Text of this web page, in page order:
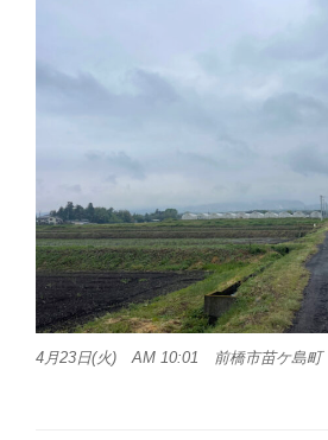
4月23日(火) AM 10:01 前橋市苗ケ島町